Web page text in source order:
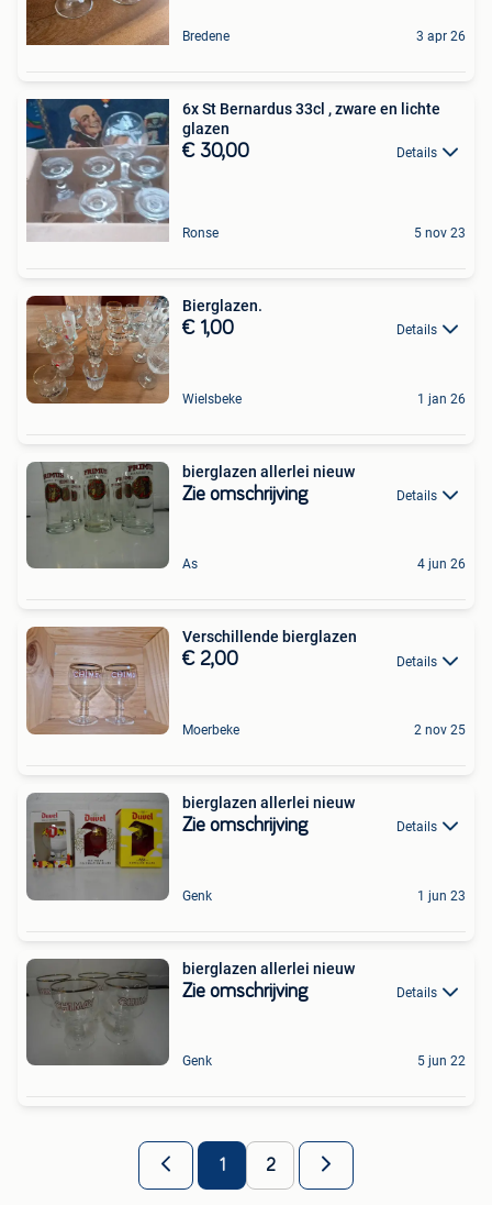
Bredene 3 apr 26
6x St Bernardus 33cl , zware en lichte
glazen
€ 30,00 Details
Ronse 5 nov 23
Bierglazen.
€ 1,00 Details
Wielsbeke 1 jan 26
bierglazen allerlei nieuw
Zie omschrijving Details
As 4 jun 26
Verschillende bierglazen
€ 2,00 Details
Moerbeke 2 nov 25
bierglazen allerlei nieuw
Zie omschrijving Details
Genk 1 jun 23
bierglazen allerlei nieuw
Zie omschrijving Details
Genk 5 jun 22
1 2